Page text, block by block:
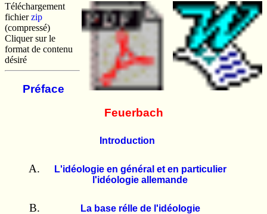
Téléchargement
fichierzip
(compressé)
Cliquer sur le
format de contenu
désiré
Préface
Feuerbach
Introduction
L'idéologie en général et en particulier
l'idéologie allemande
La base rélle de l'idéologie